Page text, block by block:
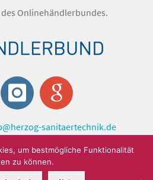
Onlinehändlerbundes.
sanitaertechnik.de
2024 by Herzog
GmbH.
um bestmögliche Funktionalität
zu können.